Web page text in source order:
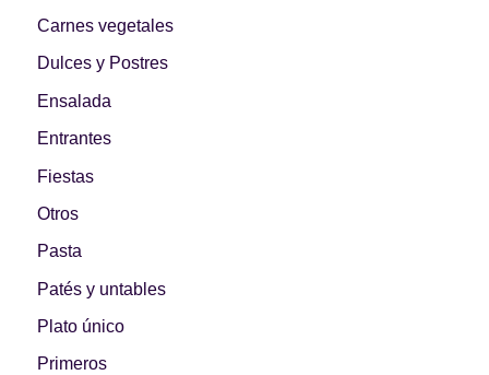
Carnes vegetales
Dulces y Postres
Ensalada
Entrantes
Fiestas
Otros
Pasta
Patés y untables
Plato único
Primeros